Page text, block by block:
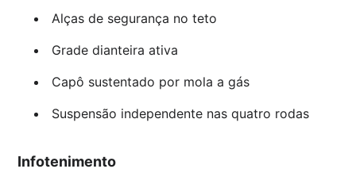
Alças de segurança no teto
Grade dianteira ativa
Capô sustentado por mola a gás
Suspensão independente nas quatro rodas
Infotenimento